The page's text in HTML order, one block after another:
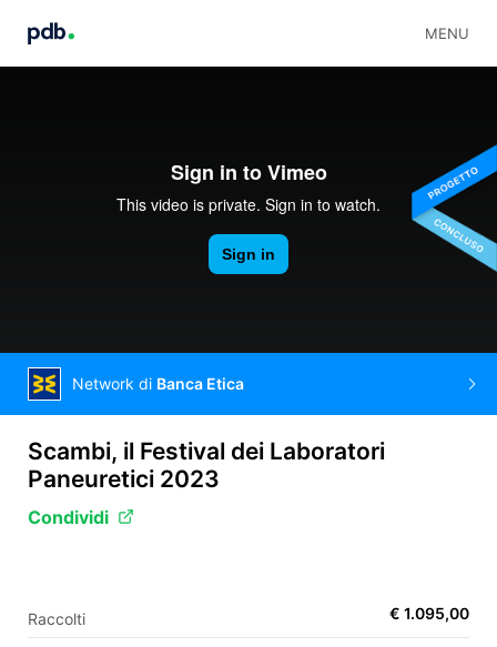
MENU
FR
Network di Banca Etica
Scambi, il Festival dei Laboratori
Paneuretici 2023
Condividi
Raccolti € 1.095,00